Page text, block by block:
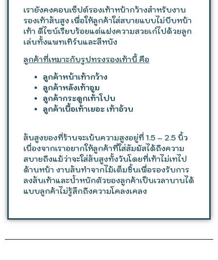
เรายังคงคอนเซ็ปต์รองเท้าหน้ากว้างสำหรับงาน
รองเท้าส้นสูง เพื่อให้ลูกค้าใส่สบายแบบไม่บีบหน้า
เท้า ดีไซน์เรียบร้อยแต่แฝงความสวยเก๋ไปด้วยลูก
เล่นทั้งแพทเทิร์นและสีหนัง
ลูกค้าที่เหมาะกับรูปทรงรองเท้านี้ คือ
ลูกค้าหน้าเท้ากว้าง
ลูกค้าหลังเท้าอูม
ลูกค้ากระดูกเท้าโปน
ลูกค้าเนื้อเท้าเยอะ เท้าอ้วน
ส้นสูงของที่ร้านจะเน้นความสูงอยู่ที่ 1.5 – 2.5 นิ้ว
เนื่องจากเราอยากให้ลูกค้าที่ใส่สัมผัสได้ถึงความ
สบายถึงแม้ว่าจะใส่ส้นสูงทั้งวันโดยที่เท้าไม่เทไป
ด้านหน้า งานส้นทำจากไม้เต็มชิ้นเพื่อรองรับการ
ลงส้นเท้าและน้ำหนักตัวของลูกค้าเป็นเวลานานได้
แบบลูกค้าไม่รู้สึกถึงความโคลงเคลง